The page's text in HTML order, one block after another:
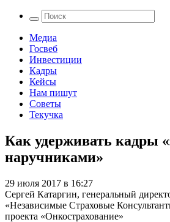
Медиа
Госвеб
Инвестиции
Кадры
Кейсы
Нам пишут
Советы
Текучка
Как удерживать кадры
наручниками»
29 июля 2017 в 16:27
Сергей Катаргин, генеральный
«Независимые Страховые
проекта «Онкострахование»